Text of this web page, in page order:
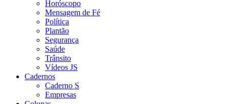
Horóscopo
Mensagem de Fé
Política
Plantão
Segurança
Saúde
Trânsito
Vídeos JS
Cadernos
Caderno S
Empresas